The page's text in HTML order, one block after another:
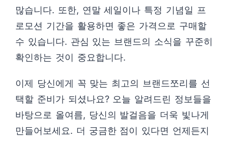
많습니다. 또한, 연말 세일이나 특정 기념일 프
로모션 기간을 활용하면 좋은 가격으로 구매할
수 있습니다. 관심 있는 브랜드의 소식을 꾸준히
확인하는 것이 중요합니다.
이제 당신에게 꼭 맞는 최고의 브랜드쪼리를 선
택할 준비가 되셨나요? 오늘 알려드린 정보들을
바탕으로 올여름, 당신의 발걸음을 더욱 빛나게
만들어보세요. 더 궁금한 점이 있다면 언제든지